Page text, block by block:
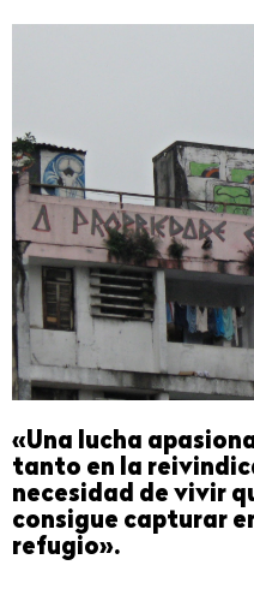
«Una lucha
tanto en la
necesidad de vivir
consigue capturar
refugio».